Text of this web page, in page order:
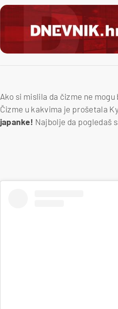
Ako si mislila da čizme ne mogu
Čizme u kakvima je prošetala
japanke! Najbolje da pogledaš